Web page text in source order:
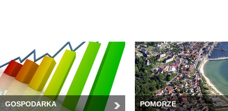
GOSPODARKA POMORZE